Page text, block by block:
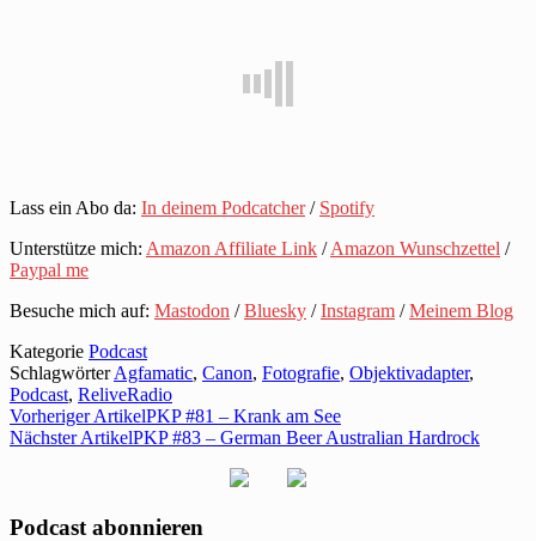
Lass ein Abo da: In deinem Podcatcher/ Spotify
Unterstütze mich: Amazon Affiliate Link /Amazon Wunschzettel /
Paypal me
Besuche mich auf: Mastodon /Bluesky /Instagram /Meinem Blog
Kategorie Podcast
SchlagwörterAgfamatic, Canon, Fotografie, Objektivadapter,
Podcast, ReliveRadio
Vorheriger ArtikelPKP #81 – Krank am See
Nächster ArtikelPKP #83 – German Beer Australian Hardrock
Podcast abonnieren